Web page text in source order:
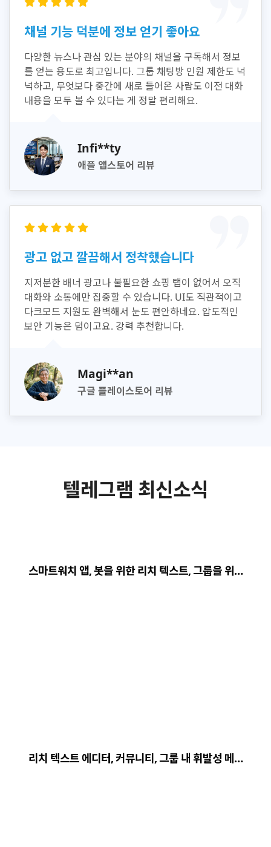
채널 기능 덕분에 정보 얻기 좋아요
다양한 뉴스나 관심 있는 분야의 채널을 구독해서 정보
를 얻는 용도로 최고입니다. 그룹 채팅방 인원 제한도 넉
넉하고, 무엇보다 중간에 새로 들어온 사람도 이전 대화
내용을 모두 볼 수 있다는 게 정말 편리해요.
Infi**ty
애플 앱스토어 리뷰
광고 없고 깔끔해서 정착했습니다
지저분한 배너 광고나 불필요한 쇼핑 탭이 없어서 오직
대화와 소통에만 집중할 수 있습니다. UI도 직관적이고
다크모드 지원도 완벽해서 눈도 편안하네요. 압도적인
보안 기능은 덤이고요. 강력 추천합니다.
Magi**an
구글 플레이스토어 리뷰
텔레그램 최신소식
스마트워치 앱, 봇을 위한 리치 텍스트, 그룹을 위…
리치 텍스트 에디터, 커뮤니티, 그룹 내 휘발성 메…